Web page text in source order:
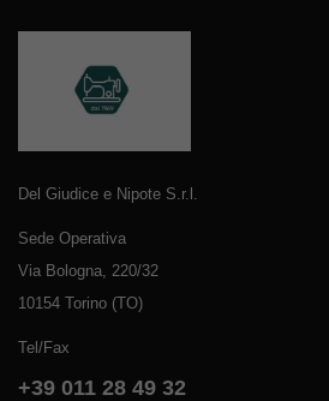
Del Giudice e Nipote S.r.l.
Sede Operativa
Via Bologna, 220/32
10154 Torino (TO)
Tel/Fax
+39 011 28 49 32